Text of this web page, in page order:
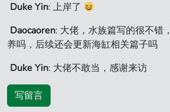
Duke Yin: 上岸了
Daocaoren: 大佬，水族篇写的很不错
养吗，后续还会更新海缸相关篇子吗
Duke Yin: 大佬不敢当，感谢来访
写留言